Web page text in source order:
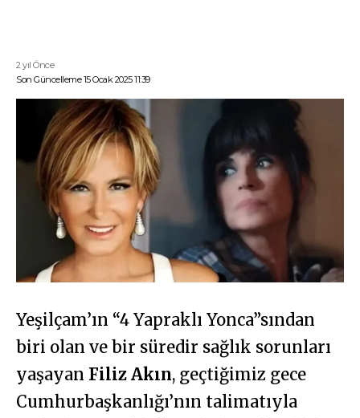
Son Güncelleme 15 Ocak 2025 11:39
2 yıl Önce
Yeşilçam’ın “4 Yapraklı Yonca”sından
biri olan ve bir süredir sağlık sorunları
yaşayan Filiz Akın, geçtiğimiz gece
Cumhurbaşkanlığı’nın talimatıyla